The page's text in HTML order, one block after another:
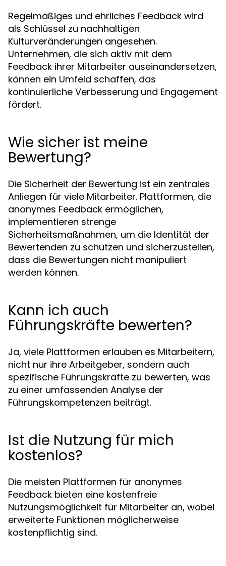
Regelmäßiges und ehrliches Feedback wird
als Schlüssel zu nachhaltigen
Kulturveränderungen angesehen.
Unternehmen, die sich aktiv mit dem
Feedback ihrer Mitarbeiter auseinandersetzen,
können ein Umfeld schaffen, das
kontinuierliche Verbesserung und Engagement
fördert.
Wie sicher ist meine
Bewertung?
Die Sicherheit der Bewertung ist ein zentrales
Anliegen für viele Mitarbeiter. Plattformen, die
anonymes Feedback ermöglichen,
implementieren strenge
Sicherheitsmaßnahmen, um die Identität der
Bewertenden zu schützen und sicherzustellen,
dass die Bewertungen nicht manipuliert
werden können.
Kann ich auch
Führungskräfte bewerten?
Ja, viele Plattformen erlauben es Mitarbeitern,
nicht nur ihre Arbeitgeber, sondern auch
spezifische Führungskräfte zu bewerten, was
zu einer umfassenden Analyse der
Führungskompetenzen beiträgt.
Ist die Nutzung für mich
kostenlos?
Die meisten Plattformen für anonymes
Feedback bieten eine kostenfreie
Nutzungsmöglichkeit für Mitarbeiter an, wobei
erweiterte Funktionen möglicherweise
kostenpflichtig sind.